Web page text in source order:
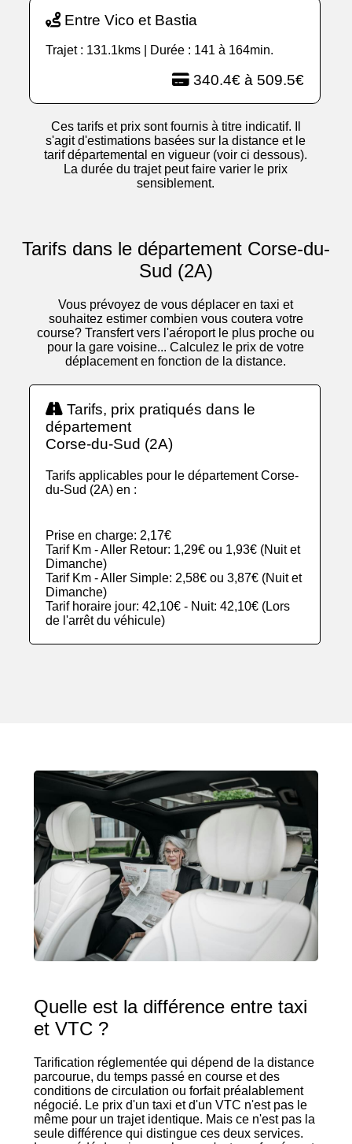
Entre Vico et Bastia
Trajet : 131.1kms | Durée : 141 à 164min.
340.4€ à 509.5€
Ces tarifs et prix sont fournis à titre indicatif. Il
s'agit d'estimations basées sur la distance et le
tarif départemental en vigueur (voir ci dessous).
La durée du trajet peut faire varier le prix
sensiblement.
Tarifs dans le département Corse-du-
Sud (2A)
Vous prévoyez de vous déplacer en taxi et
souhaitez estimer combien vous coutera votre
course? Transfert vers l'aéroport le plus proche ou
pour la gare voisine... Calculez le prix de votre
déplacement en fonction de la distance.
Tarifs, prix pratiqués dans le
département
Corse-du-Sud (2A)
Tarifs applicables pour le département Corse-
du-Sud (2A) en :
Prise en charge: 2,17€
Tarif Km - Aller Retour: 1,29€ ou 1,93€ (Nuit et
Dimanche)
Tarif Km - Aller Simple: 2,58€ ou 3,87€ (Nuit et
Dimanche)
Tarif horaire jour: 42,10€ - Nuit: 42,10€ (Lors
de l'arrêt du véhicule)
Quelle est la différence entre taxi
et VTC ?
Tarification réglementée qui dépend de la distance
parcourue, du temps passé en course et des
conditions de circulation ou forfait préalablement
négocié. Le prix d'un taxi et d'un VTC n'est pas le
même pour un trajet identique. Mais ce n'est pas la
seule différence qui distingue ces deux services.